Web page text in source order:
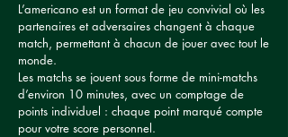
L’americano est un format de jeu convivial où les
partenaires et adversaires changent à chaque
match, permettant à chacun de jouer avec tout le
monde.
Les matchs se jouent sous forme de mini-matchs
d’environ 10 minutes, avec un comptage de
points individuel : chaque point marqué compte
pour votre score personnel.